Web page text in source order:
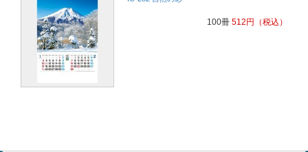
100冊 512 円 （税込）